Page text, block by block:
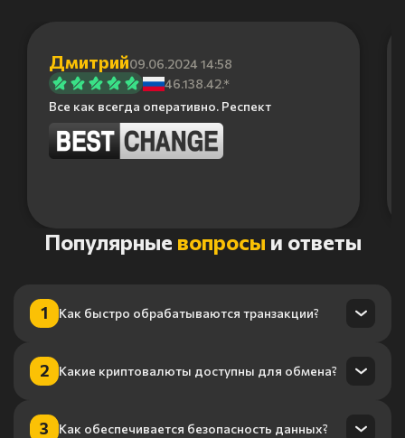
Дмитрий09.06.2024 14:58
46.138.42.*
Все как всегда оперативно. Респект
Популярные вопросы и ответы
1 Как быстро обрабатываются транзакции?
Транзакции обрабатываются в течение нескольких минут
благодаря нашему высокопроизводительному
2 Какие криптовалюты доступны для обмена?
Мы поддерживаем более 100 криптовалют, включая
3 Как обеспечивается безопасность данных?